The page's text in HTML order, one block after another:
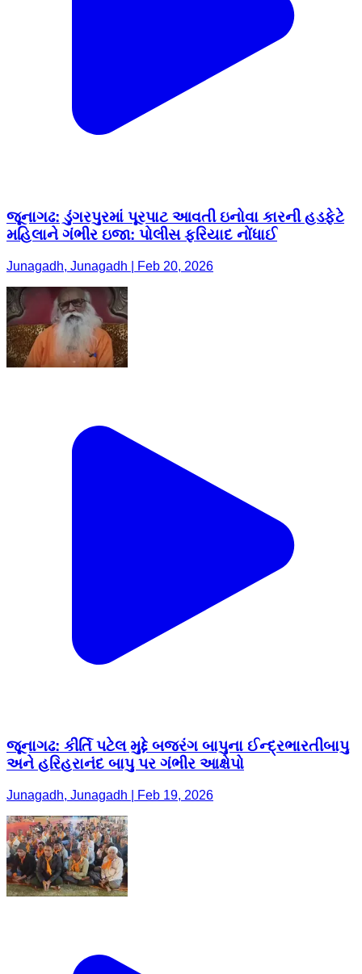
જૂનાગઢ: ડુંગરપુરમાં પૂરપાટ આવતી ઇનોવા કારની હડફેટે
મહિલાને ગંભીર ઇજા: પોલીસ ફરિયાદ નોંધાઈ
Junagadh, Junagadh | Feb 20, 2026
જૂનાગઢ: કીર્તિ પટેલ મુદ્દે બજરંગ બાપુના ઈન્દ્રભારતીબાપુ
અને હરિહરાનંદ બાપુ પર ગંભીર આક્ષેપો
Junagadh, Junagadh | Feb 19, 2026